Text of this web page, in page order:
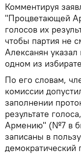
Комментируя
"Процветающей
голосов их
чтобы партия не
Алексанян
одном из
По его словам,
комиссии
заполнении
результате
Армению" (№7 в
записаны в